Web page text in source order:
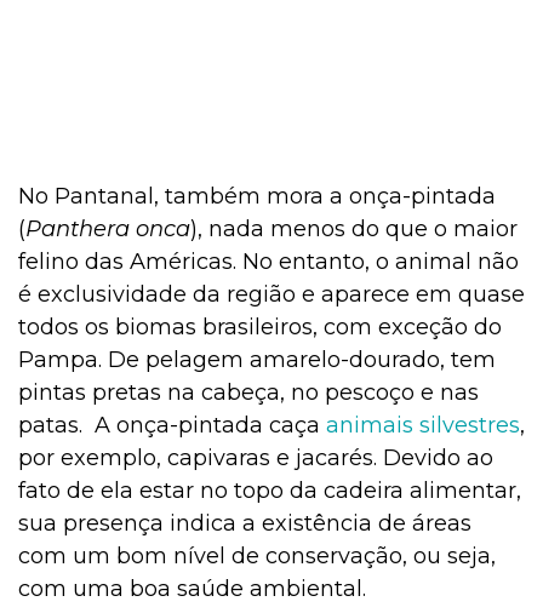
No Pantanal, também mora a onça-pintada
(Panthera onca), nada menos do que o maior
felino das Américas. No entanto, o animal não
é exclusividade da região e aparece em quase
todos os biomas brasileiros, com exceção do
Pampa. De pelagem amarelo-dourado, tem
pintas pretas na cabeça, no pescoço e nas
patas. A onça-pintada caça animais silvestres,
por exemplo, capivaras e jacarés. Devido ao
fato de ela estar no topo da cadeira alimentar,
sua presença indica a existência de áreas
com um bom nível de conservação, ou seja,
com uma boa saúde ambiental.